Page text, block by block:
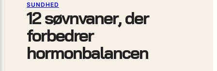
SUNDHED
12 søvnvaner, der
forbedrer
hormonbalancen